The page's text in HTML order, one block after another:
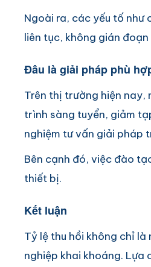
Ngoài ra, các yếu tố
liên tục, không gián
Đâu là giải pháp phù
Trên thị trường hiện nay,
trình sàng tuyển, giảm
nghiệm tư vấn giải pháp
Bên cạnh đó, việc đào
thiết bị.
Kết luận
Tỷ lệ thu hồi không chỉ
nghiệp khai khoáng. Lựa